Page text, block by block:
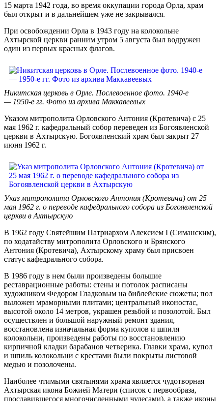
15 марта 1942 года, во время оккупации города Орла, храм
был открыт и в дальнейшем уже не закрывался.
При освобождении Орла в 1943 году на колокольне
Ахтырской церкви ранним утром 5 августа был водружен
один из первых красных флагов.
Никитская церковь в Орле. Послевоенное фото. 1940-е
— 1950-е гг. Фото из архива Маккавеевых
Указом митрополита Орловского Антония (Кротевича) с 25
мая 1962 г. кафедральный собор переведен из Богоявленской
церкви в Ахтырскую. Богоявленский храм был закрыт 27
июня 1962 г.
Указ митрополита Орловского Антония (Кротевича) от 25
мая 1962 г. о переводе кафедрального собора из Богоявленской
церкви в Ахтырскую
В 1962 году Святейшим Патриархом Алексием I (Симанским),
по ходатайству митрополита Орловского и Брянского
Антония (Кротевича), Ахтырскому храму был присвоен
статус кафедрального собора.
В 1986 году в нем были произведены большие
реставрационные работы: стены и потолок расписаны
художником Федором Гладковым на библейские сюжеты; пол
выложен мраморными плитами; центральный иконостас,
высотой около 14 метров, украшен резьбой и позолотой. Был
осуществлен и большой наружный ремонт здания,
восстановлена изначальная форма куполов и шпиля
колокольни, произведены работы по восстановлению
кирпичной кладки барабанов четверика. Главки храма, купол
и шпиль колокольни с крестами были покрыты листовой
медью и позолочены.
Наиболее чтимыми святынями храма является чудотворная
Ахтырская икона Божией Матери (список с первообраза,
прославившегося многочисленными чудесами), а также иконы